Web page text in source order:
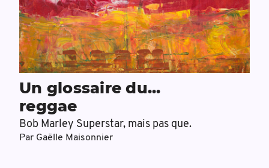
Un glossaire du...
reggae
Bob Marley Superstar, mais pas que.
Par Gaëlle Maisonnier